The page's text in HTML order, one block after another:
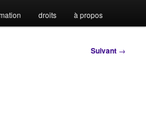
droits à propos
Suivant →